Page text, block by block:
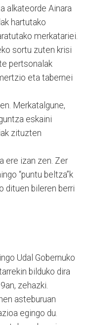
alkateorde Ainara
hartutako
merkatariei.
sortu zuten krisi
pertsonalak
eta tabernei
Merkatalgune,
eskaini
zituzten
ere izan zen. Zer
“puntu beltza”k
dituen bileren berri
Udal Gobernuko
bilduko dira
zehazki.
asteburuan
egingo du.